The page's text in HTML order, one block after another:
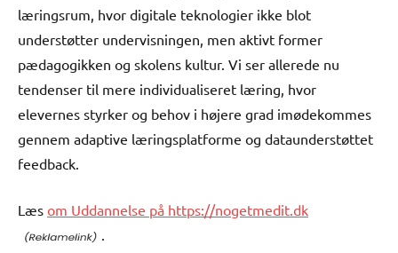
læringsrum, hvor digitale teknologier ikke blot
understøtter undervisningen, men aktivt former
pædagogikken og skolens kultur. Vi ser allerede nu
tendenser til mere individualiseret læring, hvor
elevernes styrker og behov i højere grad imødekommes
gennem adaptive læringsplatforme og dataunderstøttet
feedback.
Læs om Uddannelse på https://nogetmedit.dk
.